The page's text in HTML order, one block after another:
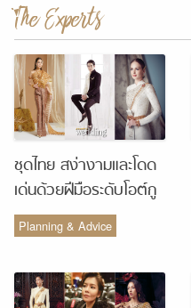
The Experts
ชุดไทย สง่างามและโดด
เด่นด้วยฝีมือระดับโอต์กู
ตูร์ จากห้องเสื้อ Vanus
Couture
Planning & Advice